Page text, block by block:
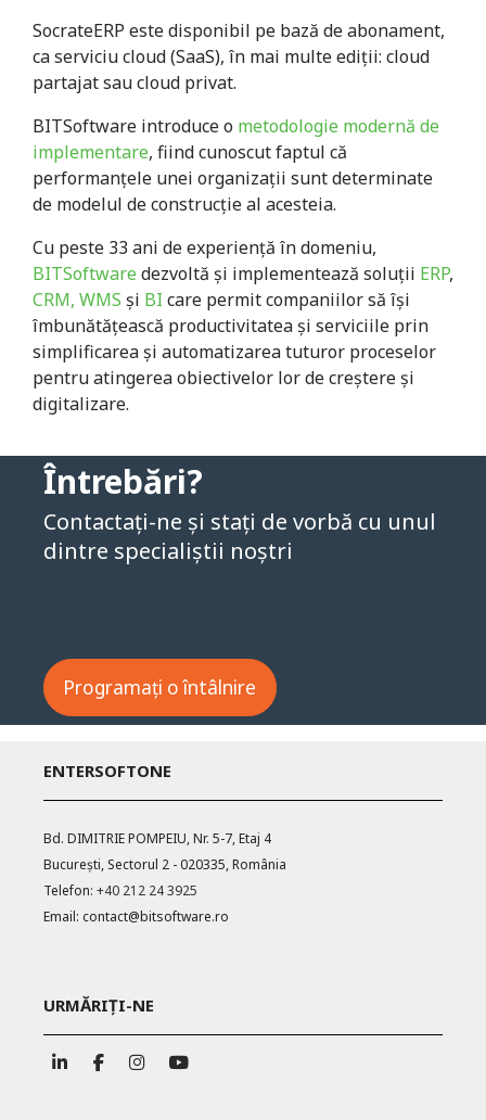
SocrateERP este disponibil pe bază de abonament,
ca serviciu cloud (SaaS), în mai multe ediții: cloud
partajat sau cloud privat.
BITSoftware introduce o metodologie modernă de
implementare, fiind cunoscut faptul că
performanţele unei organizaţii sunt determinate
de modelul de construcţie al acesteia.
Cu peste 33 ani de experienţă în domeniu,
BITSoftware dezvoltă și implementează soluții ERP,
CRM, WMS și BI care permit companiilor să își
îmbunătățească productivitatea și serviciile prin
simplificarea și automatizarea tuturor proceselor
pentru atingerea obiectivelor lor de creștere și
digitalizare.
Întrebări?
Contactați-ne și stați de vorbă cu unul
dintre specialiștii noștri
Programați o întâlnire
ENTERSOFTONE
Bd. DIMITRIE POMPEIU, Nr. 5-7, Etaj 4
București, Sectorul 2 - 020335, România
Telefon: +40 212 24 3925
Email: contact@bitsoftware.ro
URMĂRIȚI-NE